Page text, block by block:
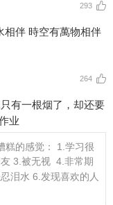
293
相伴 時空有萬物相伴
264
有一根烟了，却还要
业
糕的感觉： 1.学习很
3.被无视 ​​​ ​​​ 4.非常期
泪水 6.发现喜欢的人